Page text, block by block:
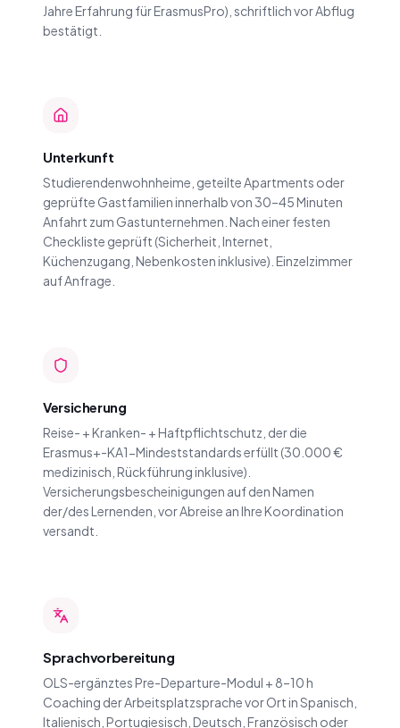
Jahre Erfahrung für ErasmusPro), schriftlich vor Abflug
bestätigt.
Unterkunft
Studierendenwohnheime, geteilte Apartments oder
geprüfte Gastfamilien innerhalb von 30–45 Minuten
Anfahrt zum Gastunternehmen. Nach einer festen
Checkliste geprüft (Sicherheit, Internet,
Küchenzugang, Nebenkosten inklusive). Einzelzimmer
auf Anfrage.
Versicherung
Reise- + Kranken- + Haftpflichtschutz, der die
Erasmus+-KA1-Mindeststandards erfüllt (30.000 €
medizinisch, Rückführung inklusive).
Versicherungsbescheinigungen auf den Namen
der/des Lernenden, vor Abreise an Ihre Koordination
versandt.
Sprachvorbereitung
OLS-ergänztes Pre-Departure-Modul + 8–10 h
Coaching der Arbeitsplatzsprache vor Ort in Spanisch,
Italienisch, Portugiesisch, Deutsch, Französisch oder